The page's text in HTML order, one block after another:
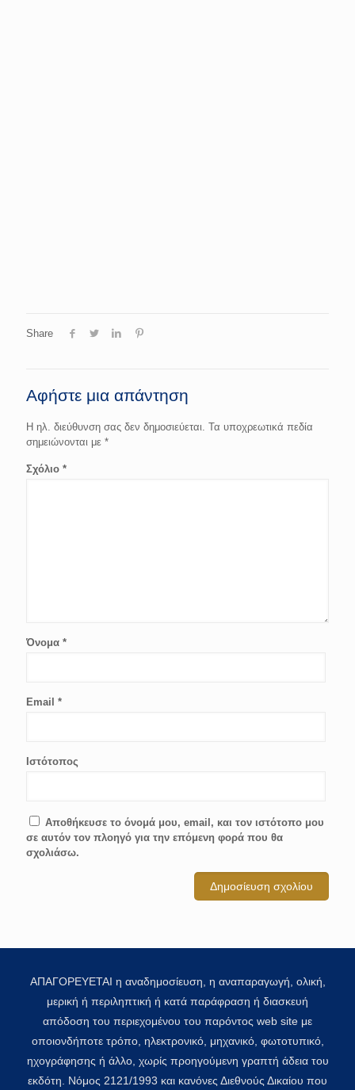
Share
Αφήστε μια απάντηση
Η ηλ. διεύθυνση σας δεν δημοσιεύεται. Τα υποχρεωτικά πεδία
σημειώνονται με *
Σχόλιο *
Όνομα *
Email *
Ιστότοπος
Αποθήκευσε το όνομά μου, email, και τον ιστότοπο μου
σε αυτόν τον πλοηγό για την επόμενη φορά που θα
σχολιάσω.
ΑΠΑΓΟΡΕΥΕΤΑΙ η αναδημοσίευση, η αναπαραγωγή, ολική,
μερική ή περιληπτική ή κατά παράφραση ή διασκευή
απόδοση του περιεχομένου του παρόντος web site με
οποιονδήποτε τρόπο, ηλεκτρονικό, μηχανικό, φωτοτυπικό,
ηχογράφησης ή άλλο, χωρίς προηγούμενη γραπτή άδεια του
εκδότη. Νόμος 2121/1993 και κανόνες Διεθνούς Δικαίου που